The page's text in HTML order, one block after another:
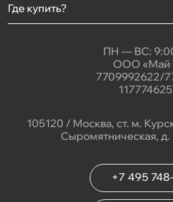
Где купить?
ПН — ВС:
ООО «Май
7709992622/
105120 / Москва, ст. м.
Сыромятническая, д.
+7 495